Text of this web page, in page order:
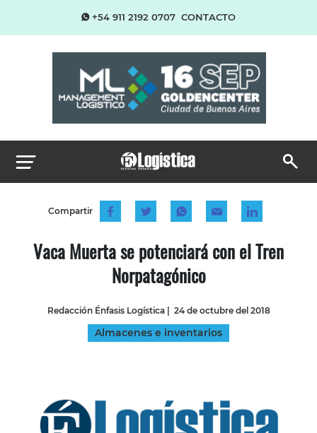
+54 911 2192 0707 CONTACTO
Compartir
Vaca Muerta se potenciará con el Tren
Norpatagónico
Redacción Énfasis Logística| 24 de octubre del 2018
Almacenes e inventarios